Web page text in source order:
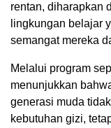
rentan, diharapkan
lingkungan belajar
semangat mereka
Melalui program
menunjukkan
generasi muda
kebutuhan gizi,